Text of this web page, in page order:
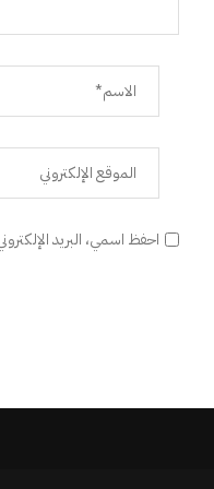
احفظ اسمي، البريد